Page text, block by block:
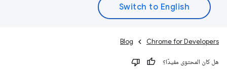
Chrome for Developers
Blog
هل كان المحتوى مفيدًا؟